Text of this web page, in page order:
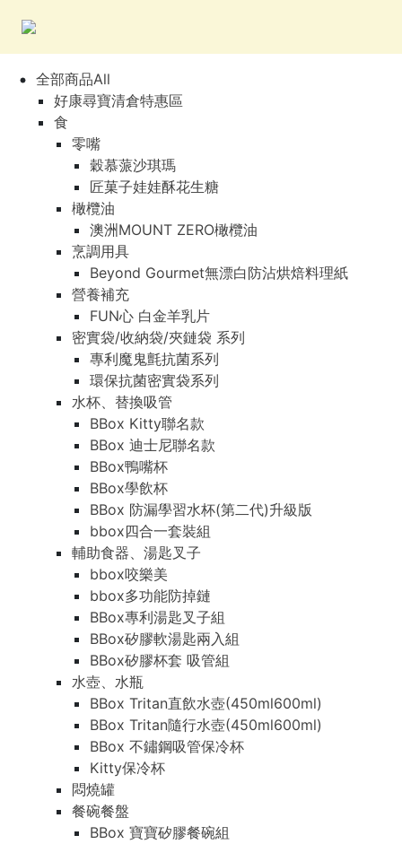
全部商品All
好康尋寶清倉特惠區
食
零嘴
穀慕蒎沙琪瑪
匠菓子娃娃酥花生糖
橄欖油
澳洲MOUNT ZERO橄欖油
烹調用具
Beyond Gourmet無漂白防沾烘焙料理紙
營養補充
FUN心 白金羊乳片
密實袋/收納袋/夾鏈袋 系列
專利魔鬼氈抗菌系列
環保抗菌密實袋系列
水杯、替換吸管
BBox Kitty聯名款
BBox 迪士尼聯名款
BBox鴨嘴杯
BBox學飲杯
BBox 防漏學習水杯(第二代)升級版
bbox四合一套裝組
輔助食器、湯匙叉子
bbox咬樂美
bbox多功能防掉鏈
BBox專利湯匙叉子組
BBox矽膠軟湯匙兩入組
BBox矽膠杯套 吸管組
水壺、水瓶
BBox Tritan直飲水壺(450ml600ml)
BBox Tritan隨行水壺(450ml600ml)
BBox 不鏽鋼吸管保冷杯
Kitty保冷杯
悶燒罐
餐碗餐盤
BBox 寶寶矽膠餐碗組